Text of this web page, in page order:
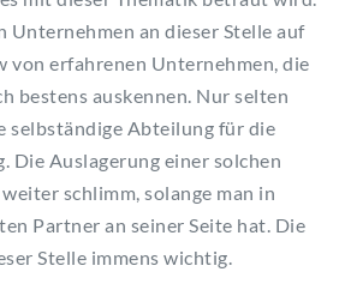
Unternehmen an dieser Stelle auf
von erfahrenen Unternehmen, die
bestens auskennen. Nur selten
selbständige Abteilung für die
Die Auslagerung einer solchen
schlimm, solange man in
Partner an seiner Seite hat. Die
Stelle immens wichtig.